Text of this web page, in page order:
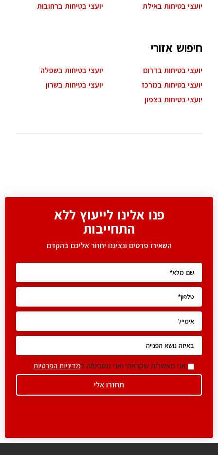
יועצי בטיחות באילת
יועצי בטיחות ברחובות
חיפוש אזורי
יועצי בטיחות בדרום
יועצי בטיחות בשפלה
יועצי בטיחות במרכז
יועצי בטיחות בשרון
יועצי בטיחות בצפון
פנו אלינו לייעוץ ללא
התחייבות
השאירו פרטים ונציגנו יחזור אליכם בהקדם
אני מאשר/ת שקראתי ואני מסכים/ה למדיניות הפרטיות